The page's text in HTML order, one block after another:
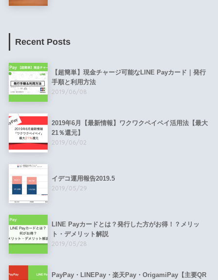
Recent Posts
【超簡単】現金チャージ可能なLINE Payカード｜発行
手順と利用方法
2019/06/08
2019年6月【最新情報】ワクワクペイペイ活用法【最大
21％還元】
2019/06/02
イデコ運用報告2019.5
2019/05/29
LINE Payカードとは？発行した方がお得！？メリッ
ト・デメリット解説
2019/05/28
PayPay・LINEPay・楽天Pay・OrigamiPay【主要QR